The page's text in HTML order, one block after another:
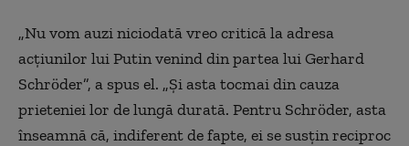
„Nu vom auzi niciodată vreo critică la adresa
acțiunilor lui Putin venind din partea lui Gerhard
Schröder”, a spus el. „Și asta tocmai din cauza
prieteniei lor de lungă durată. Pentru Schröder, asta
înseamnă că, indiferent de fapte, ei se susțin reciproc